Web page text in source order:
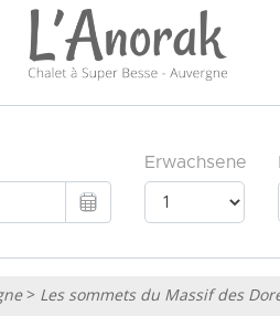
> Les sommets du Massif des